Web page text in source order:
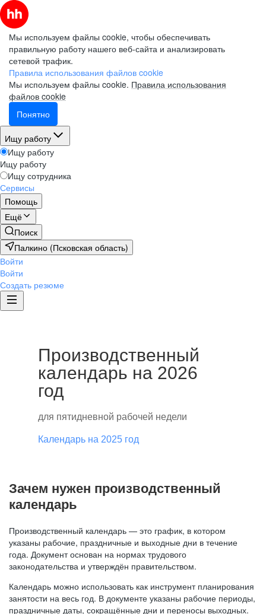
Мы используем файлы cookie, чтобы обеспечивать
правильную работу нашего веб-сайта и анализировать
сетевой трафик.
Правила использования файлов cookie
Мы используем файлы cookie. Правила использования
файлов cookie
Понятно
Ищу работу
Ищу работу
Ищу работу
Ищу сотрудника
Сервисы
Помощь
Ещё
Поиск
Палкино (Псковская область)
Войти
Войти
Создать резюме
Производственный
календарь на 2026
год
для пятидневной рабочей недели
Календарь на 2025 год
Зачем нужен производственный
календарь
Производственный календарь — это график, в котором
указаны рабочие, праздничные и выходные дни в течение
года. Документ основан на нормах трудового
законодательства и утверждён правительством.
Календарь можно использовать как инструмент планирования
занятости на весь год. В документе указаны рабочие периоды,
праздничные даты, сокращённые дни и переносы выходных.